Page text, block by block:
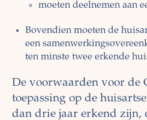
moeten deelnemen aan
Bovendien moeten de
een
ten minste twee erkende
De voorwaarden voor de
toepassing op de
dan drie jaar erkend zijn,